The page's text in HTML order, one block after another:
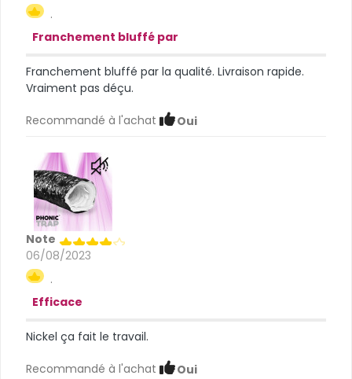
.
Franchement bluffé par
Franchement bluffé par la qualité. Livraison rapide.
Vraiment pas déçu.
Recommandé à l'achat Oui
Note
06/08/2023
.
Efficace
Nickel ça fait le travail.
Recommandé à l'achat Oui